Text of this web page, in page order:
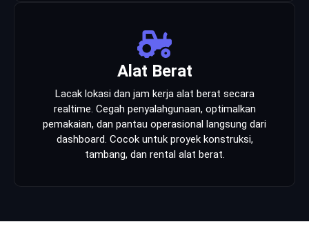
Alat Berat
Lacak lokasi dan jam kerja alat berat secara
realtime. Cegah penyalahgunaan, optimalkan
pemakaian, dan pantau operasional langsung dari
dashboard. Cocok untuk proyek konstruksi,
tambang, dan rental alat berat.